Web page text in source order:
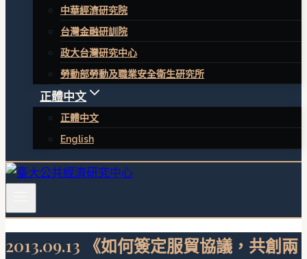
中華經濟研究院
台灣金融研訓院
政大台灣研究中心
勞動部勞動及職業安全衛生研究所
正體中文
正體中文
English
2013.09.13 《如何簽定服貿協議，共創兩